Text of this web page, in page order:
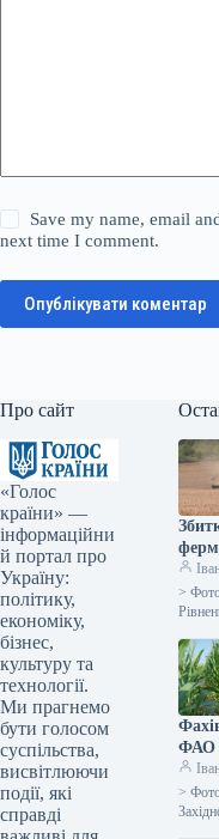
Save my name, email
next time I comment.
Опублікувати коментар
Про сайт
«Голос
країни» —
інформаційни
й портал про
Україну:
політику,
економіку,
бізнес,
культуру та
технології.
Ми прагнемо
бути голосом
суспільства,
висвітлюючи
події, які
справді
на
>
рівні
ФАО
>